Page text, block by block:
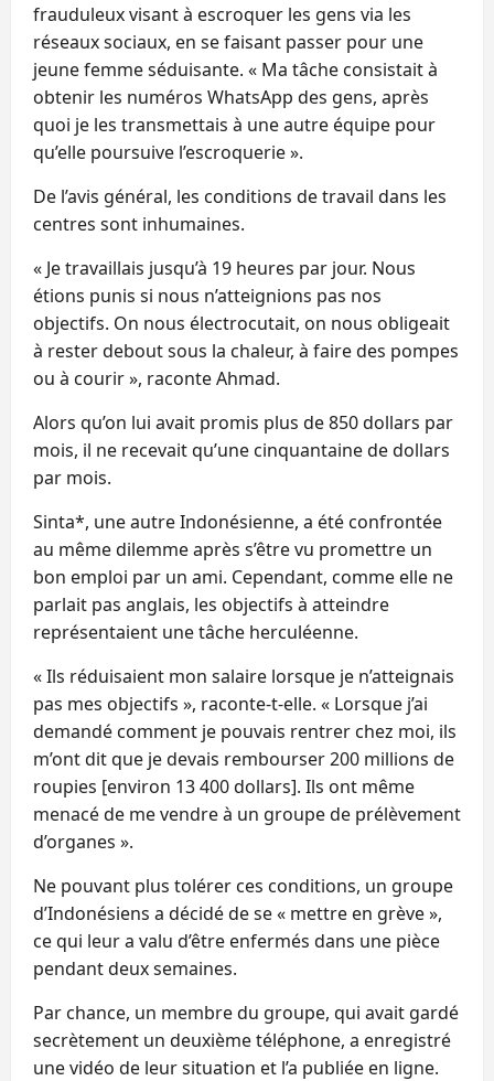
frauduleux visant à escroquer les gens via les
réseaux sociaux, en se faisant passer pour une
jeune femme séduisante. « Ma tâche consistait à
obtenir les numéros WhatsApp des gens, après
quoi je les transmettais à une autre équipe pour
qu’elle poursuive l’escroquerie ».
De l’avis général, les conditions de travail dans les
centres sont inhumaines.
« Je travaillais jusqu’à 19 heures par jour. Nous
étions punis si nous n’atteignions pas nos
objectifs. On nous électrocutait, on nous obligeait
à rester debout sous la chaleur, à faire des pompes
ou à courir », raconte Ahmad.
Alors qu’on lui avait promis plus de 850 dollars par
mois, il ne recevait qu’une cinquantaine de dollars
par mois.
Sinta*, une autre Indonésienne, a été confrontée
au même dilemme après s’être vu promettre un
bon emploi par un ami. Cependant, comme elle ne
parlait pas anglais, les objectifs à atteindre
représentaient une tâche herculéenne.
« Ils réduisaient mon salaire lorsque je n’atteignais
pas mes objectifs », raconte-t-elle. « Lorsque j’ai
demandé comment je pouvais rentrer chez moi, ils
m’ont dit que je devais rembourser 200 millions de
roupies [environ 13 400 dollars]. Ils ont même
menacé de me vendre à un groupe de prélèvement
d’organes ».
Ne pouvant plus tolérer ces conditions, un groupe
d’Indonésiens a décidé de se « mettre en grève »,
ce qui leur a valu d’être enfermés dans une pièce
pendant deux semaines.
Par chance, un membre du groupe, qui avait gardé
secrètement un deuxième téléphone, a enregistré
une vidéo de leur situation et l’a publiée en ligne.